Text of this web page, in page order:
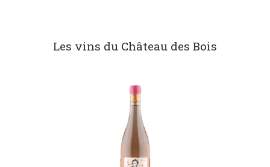
Les vins du Château des Bois